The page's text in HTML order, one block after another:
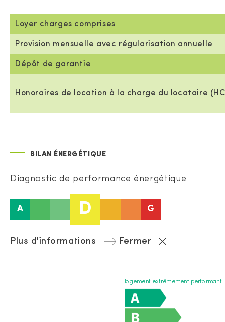
Loyer charges comprises
Provision mensuelle avec régularisation annuelle
Dépôt de garantie
Honoraires de location à la charge du locataire
BILAN ÉNERGÉTIQUE
Diagnostic de performance énergétique
A D G
Plus d'informations Fermer
logement extrêmement performant